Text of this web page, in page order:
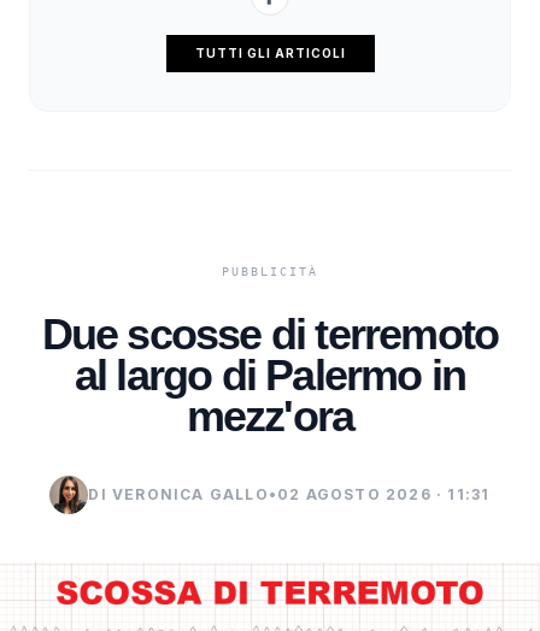
TUTTI GLI ARTICOLI
Due scosse di terremoto
al largo di Palermo in
mezz'ora
DI VERONICA GALLO • 02 AGOSTO 2026 · 11:31